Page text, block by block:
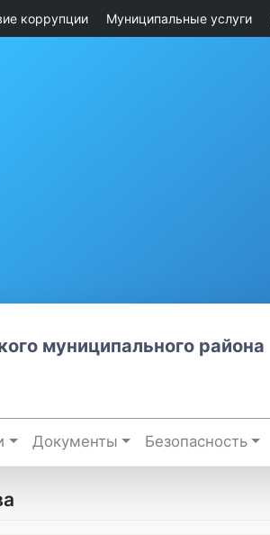
коррупции Муниципальные услуги
муниципального района
Документы Безопасность